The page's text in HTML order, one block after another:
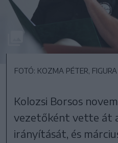
FOTÓ: KOZMA PÉTER,
Kolozsi Borsos
vezetőként vette át
irányítását, és